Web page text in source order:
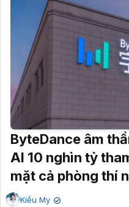
ByteDance âm
AI 10 nghìn tỷ
mặt cả phòng thí
Kiều My ✔